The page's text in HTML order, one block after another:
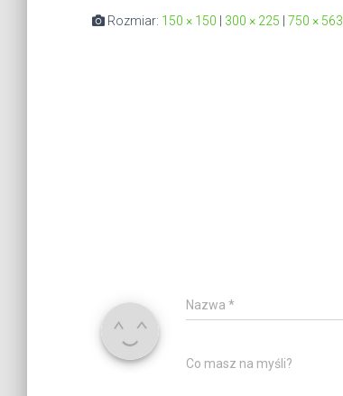
Rozmiar: 150 × 150 300 × 225 750 × 563
Nazwa *
Co masz na myśli?